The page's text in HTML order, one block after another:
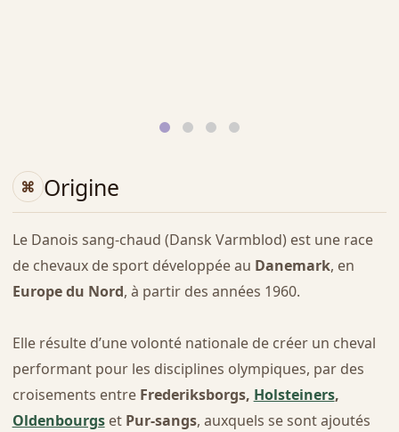
Origine
Le Danois sang-chaud (Dansk Varmblod) est une race
de chevaux de sport développée au Danemark, en
Europe du Nord, à partir des années 1960.
Elle résulte d’une volonté nationale de créer un cheval
performant pour les disciplines olympiques, par des
croisements entre Frederiksborgs, Holsteiners,
Oldenbourgset Pur-sangs, auxquels se sont ajoutés